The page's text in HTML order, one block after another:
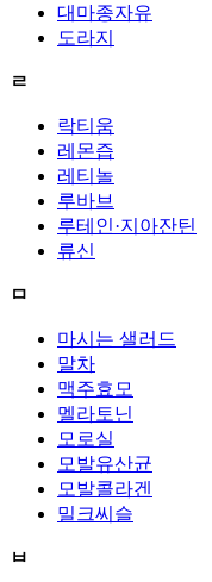
대마종자유
도라지
ㄹ
락티움
레몬즙
레티놀
루바브
루테인·지아잔틴
류신
ㅁ
마시는 샐러드
말차
맥주효모
멜라토닌
모로실
모발유산균
모발콜라겐
밀크씨슬
ㅂ